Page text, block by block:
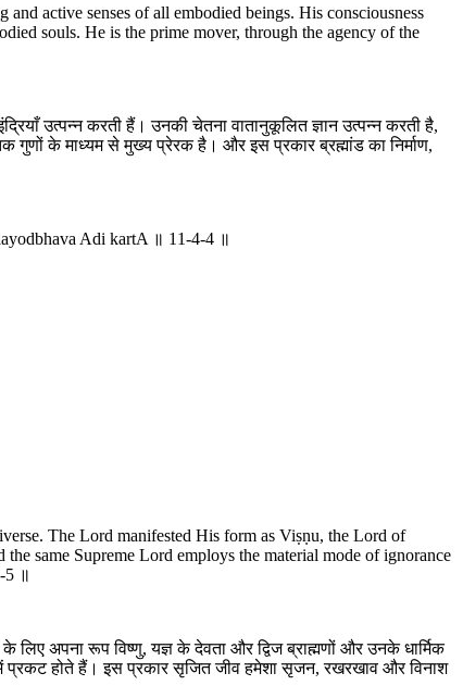
active senses of all embodied beings. His consciousness
souls. He is the prime mover, through the agency of the
उत्पन्न करती हैं। उनकी चेतना वातानुकूलित ज्ञान उत्पन्न करती है,
गुणों के माध्यम से मुख्य प्रेरक है। और इस प्रकार ब्रह्मांड का निर्माण,
Adi kartA ॥ 11-4-4 ॥
The Lord manifested His form as Viṣṇu, the Lord of
same Supreme Lord employs the material mode of ignorance
5 ॥
अपना रूप विष्णु, यज्ञ के देवता और द्विज ब्राह्मणों और उनके धार्मिक
में प्रकट होते हैं। इस प्रकार सृजित जीव हमेशा सृजन, रखरखाव और विनाश